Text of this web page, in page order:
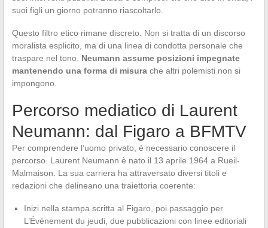
suoi figli un giorno potranno riascoltarlo.
Questo filtro etico rimane discreto. Non si tratta di un discorso
moralista esplicito, ma di una linea di condotta personale che
traspare nel tono. Neumann assume posizioni impegnate
mantenendo una forma di misurache altri polemisti non si
impongono.
Percorso mediatico di Laurent
Neumann: dal Figaro a BFMTV
Per comprendere l’uomo privato, è necessario conoscere il
percorso. Laurent Neumann è nato il 13 aprile 1964 a Rueil-
Malmaison. La sua carriera ha attraversato diversi titoli e
redazioni che delineano una traiettoria coerente:
Inizi nella stampa scritta al Figaro, poi passaggio per
L’Événement du jeudi, due pubblicazioni con linee editoriali